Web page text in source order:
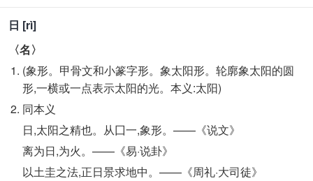
日 [rì]
〈名〉
(象形。甲骨文和小篆字形。象太阳形。轮廓象太阳的圆
形,一横或一点表示太阳的光。本义:太阳)
同本义
日,太阳之精也。从囗一,象形。——《说文》
离为日,为火。——《易·说卦》
以土圭之法,正日景求地中。——《周礼·大司徒》